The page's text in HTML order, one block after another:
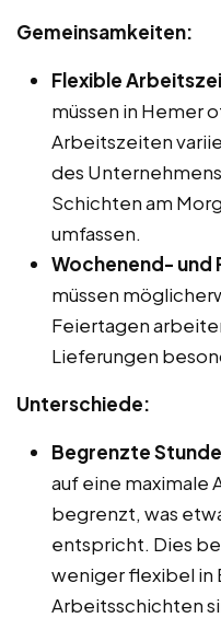
Gemeinsamkeiten:
Flexible
müssen in Hemer
Arbeitszeiten
des
Schichten am
umfassen.
Wochenend- und
müssen
Feiertagen
Lieferungen
Unterschiede:
Begrenzte
auf eine maximale
begrenzt, was
entspricht. Dies
weniger flexibel in
Arbeitsschichten